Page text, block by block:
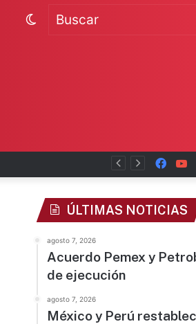
Switch
ÚLTIMAS NOTICIAS
agosto 7, 2026
Acuerdo Pemex y
de ejecución
agosto 7, 2026
México y Perú